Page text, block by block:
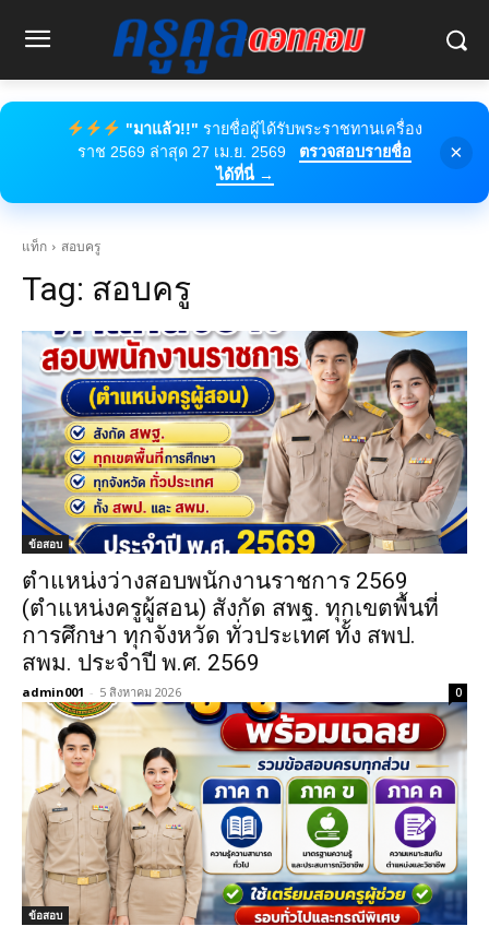
"มาแล้ว!!" รายชื่อผู้ได้รับพระราชทานเครื่อง
ราช 2569 ล่าสุด 27 เม.ย. 2569
ตรวจสอบรายชื่อ
ได้ที่นี่ →
×
แท็ก สอบครู
Tag: สอบครู
ข้อสอบ
ตำแหน่งว่างสอบพนักงานราชการ 2569
(ตำแหน่งครูผู้สอน) สังกัด สพฐ. ทุกเขตพื้นที่
การศึกษา ทุกจังหวัด ทั่วประเทศ ทั้ง สพป.
สพม. ประจำปี พ.ศ. 2569
admin001 - 5 สิงหาคม 2026 0
ข้อสอบ